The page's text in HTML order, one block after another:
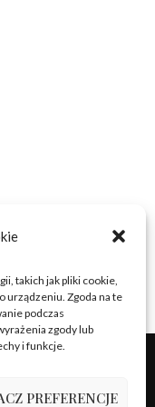
takich jak pliki cookie,
urządzeniu. Zgoda na te
podczas
zgody lub
i funkcje.
PREFERENCJE